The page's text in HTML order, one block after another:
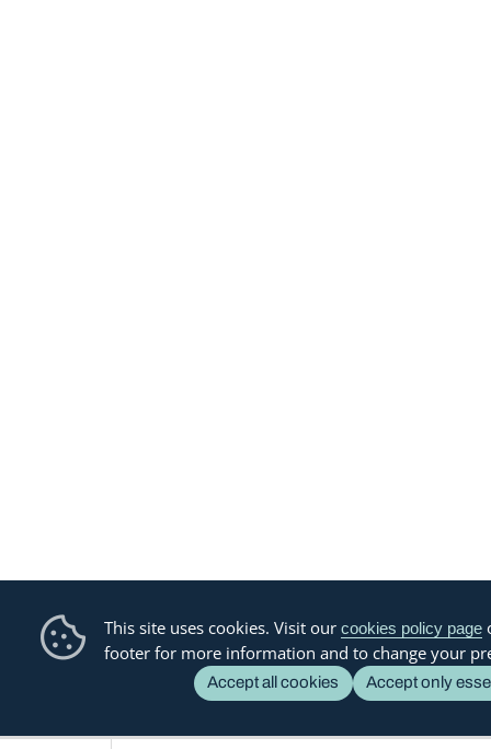
This site uses cookies. Visit our cookies policy page
footer for more information and to change your
Accept all cookies Accept only